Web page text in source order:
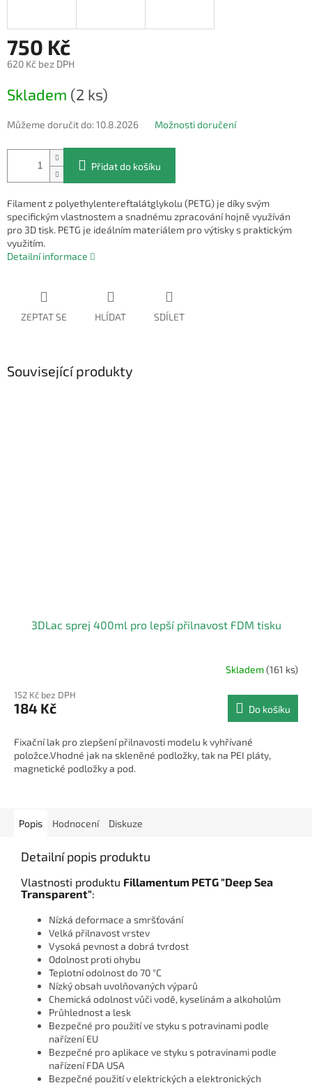
750 Kč
620 Kč bez DPH
cena:
Skladem (2 ks)
Můžeme doručit do:10.8.2026 Možnosti doručení
Přidat do košíku
Filament z polyethylentereftalátglykolu (PETG) je díky svým
specifickým vlastnostem a snadnému zpracování hojně využíván
pro 3D tisk. PETG je ideálním materiálem pro výtisky s praktickým
využitím.
Detailní informace
ZEPTAT SE HLÍDAT SDÍLET
Související produkty
3DLac sprej 400ml pro lepší přilnavost FDM tisku
produktu
je
z
hvězdiček.
Skladem(161 ks)
152 Kč bez DPH
184 Kč Do košíku
Fixační lak pro zlepšení přilnavosti modelu k vyhřívané
položce.Vhodné jak na skleněné podložky, tak na PEI pláty,
magnetické podložky a pod.
Popis Hodnocení Diskuze
Detailní popis produktu
Vlastnosti produktu Fillamentum PETG "Deep Sea
Transparent":
Nízká deformace a smršťování
Velká přilnavost vrstev
Vysoká pevnost a dobrá tvrdost
Odolnost proti ohybu
Teplotní odolnost do 70 °C
Nízký obsah uvolňovaných výparů
Chemická odolnost vůči vodě, kyselinám a alkoholům
Průhlednost a lesk
Bezpečné pro použití ve styku s potravinami podle
nařízení EU
Bezpečné pro aplikace ve styku s potravinami podle
nařízení FDA USA
Bezpečné použití v elektrických a elektronických